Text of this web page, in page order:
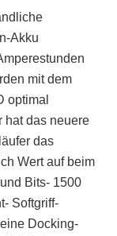
Akku
mit dem
optimal
hat das neuere
das
Wert auf beim
Bits- 1500
Softgriff-
Docking-